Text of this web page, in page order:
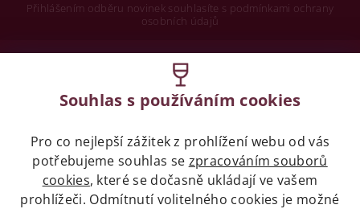
Přihlášením odběru novinek souhlasíte s podmínkami ochrany
osobních údajů
Legislativa
Zákaz prodeje alkoholických nápojů osobám
mladších 18 let.
Souhlas s používáním cookies
Pro co nejlepší zážitek z prohlížení webu od vás
potřebujeme souhlas se zpracováním souborů
cookies, které se dočasně ukládají ve vašem
prohlížeči. Odmítnutí volitelného cookies je možné